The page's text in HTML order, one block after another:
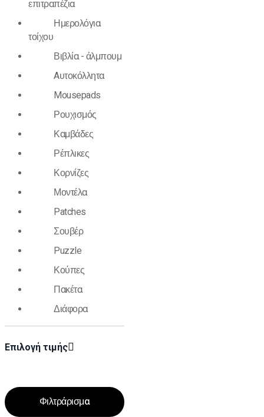
επιτραπέζια
Ημερολόγια
τοίχου
Βιβλία - άλμπουμ
Aυτοκόλλητα
Mousepads
Ρουχισμός
Καμβάδες
Ρέπλικες
Κορνίζες
Μοντέλα
Patches
Σουβέρ
Puzzle
Κούπες
Πακέτα
Διάφορα
Επιλογή τιμής
Φιλτράρισμα